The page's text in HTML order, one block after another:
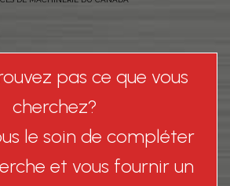
pas ce que vous
cherchez?
le soin de compléter
et vous fournir un